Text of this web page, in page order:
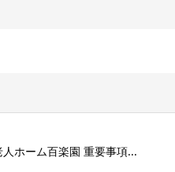
ホーム百楽園 重要事項...